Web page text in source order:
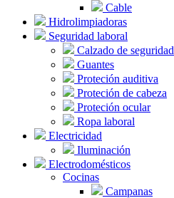
Cable
Hidrolimpiadoras
Seguridad laboral
Calzado de seguridad
Guantes
Proteción auditiva
Proteción de cabeza
Proteción ocular
Ropa laboral
Electricidad
Iluminación
Electrodomésticos
Cocinas
Campanas